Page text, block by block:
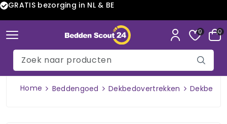
GRATIS bezorging in NL & BE
0 0
Home Beddengoed Dekbedovertrekken